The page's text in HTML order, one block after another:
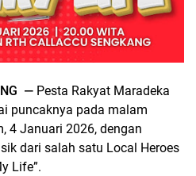
— Pesta Rakyat Maradeka
puncaknya pada malam
4 Januari 2026, dengan
dari salah satu Local Heroes
Life”.